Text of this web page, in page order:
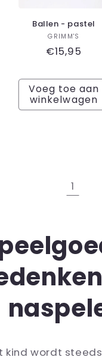
Ballen - pastel
GRIMM'S
Normale
€15,95
Voeg toe aan
winkelwagen
1
kind wordt